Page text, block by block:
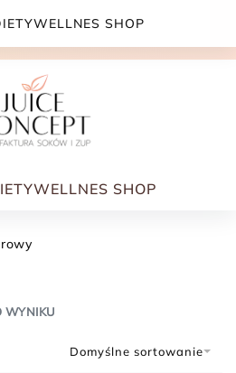
PRZY ZAMÓWIENIU JUŻ OD
WELLNES SHOP
WYNIKU
Domyślne sortowanie
WELLNES SHOP